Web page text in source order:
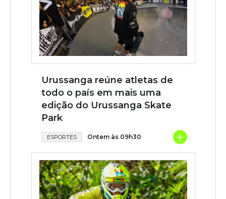
Urussanga reúne atletas de
todo o país em mais uma
edição do Urussanga Skate
Park
ESPORTES Ontem às 09h30 +